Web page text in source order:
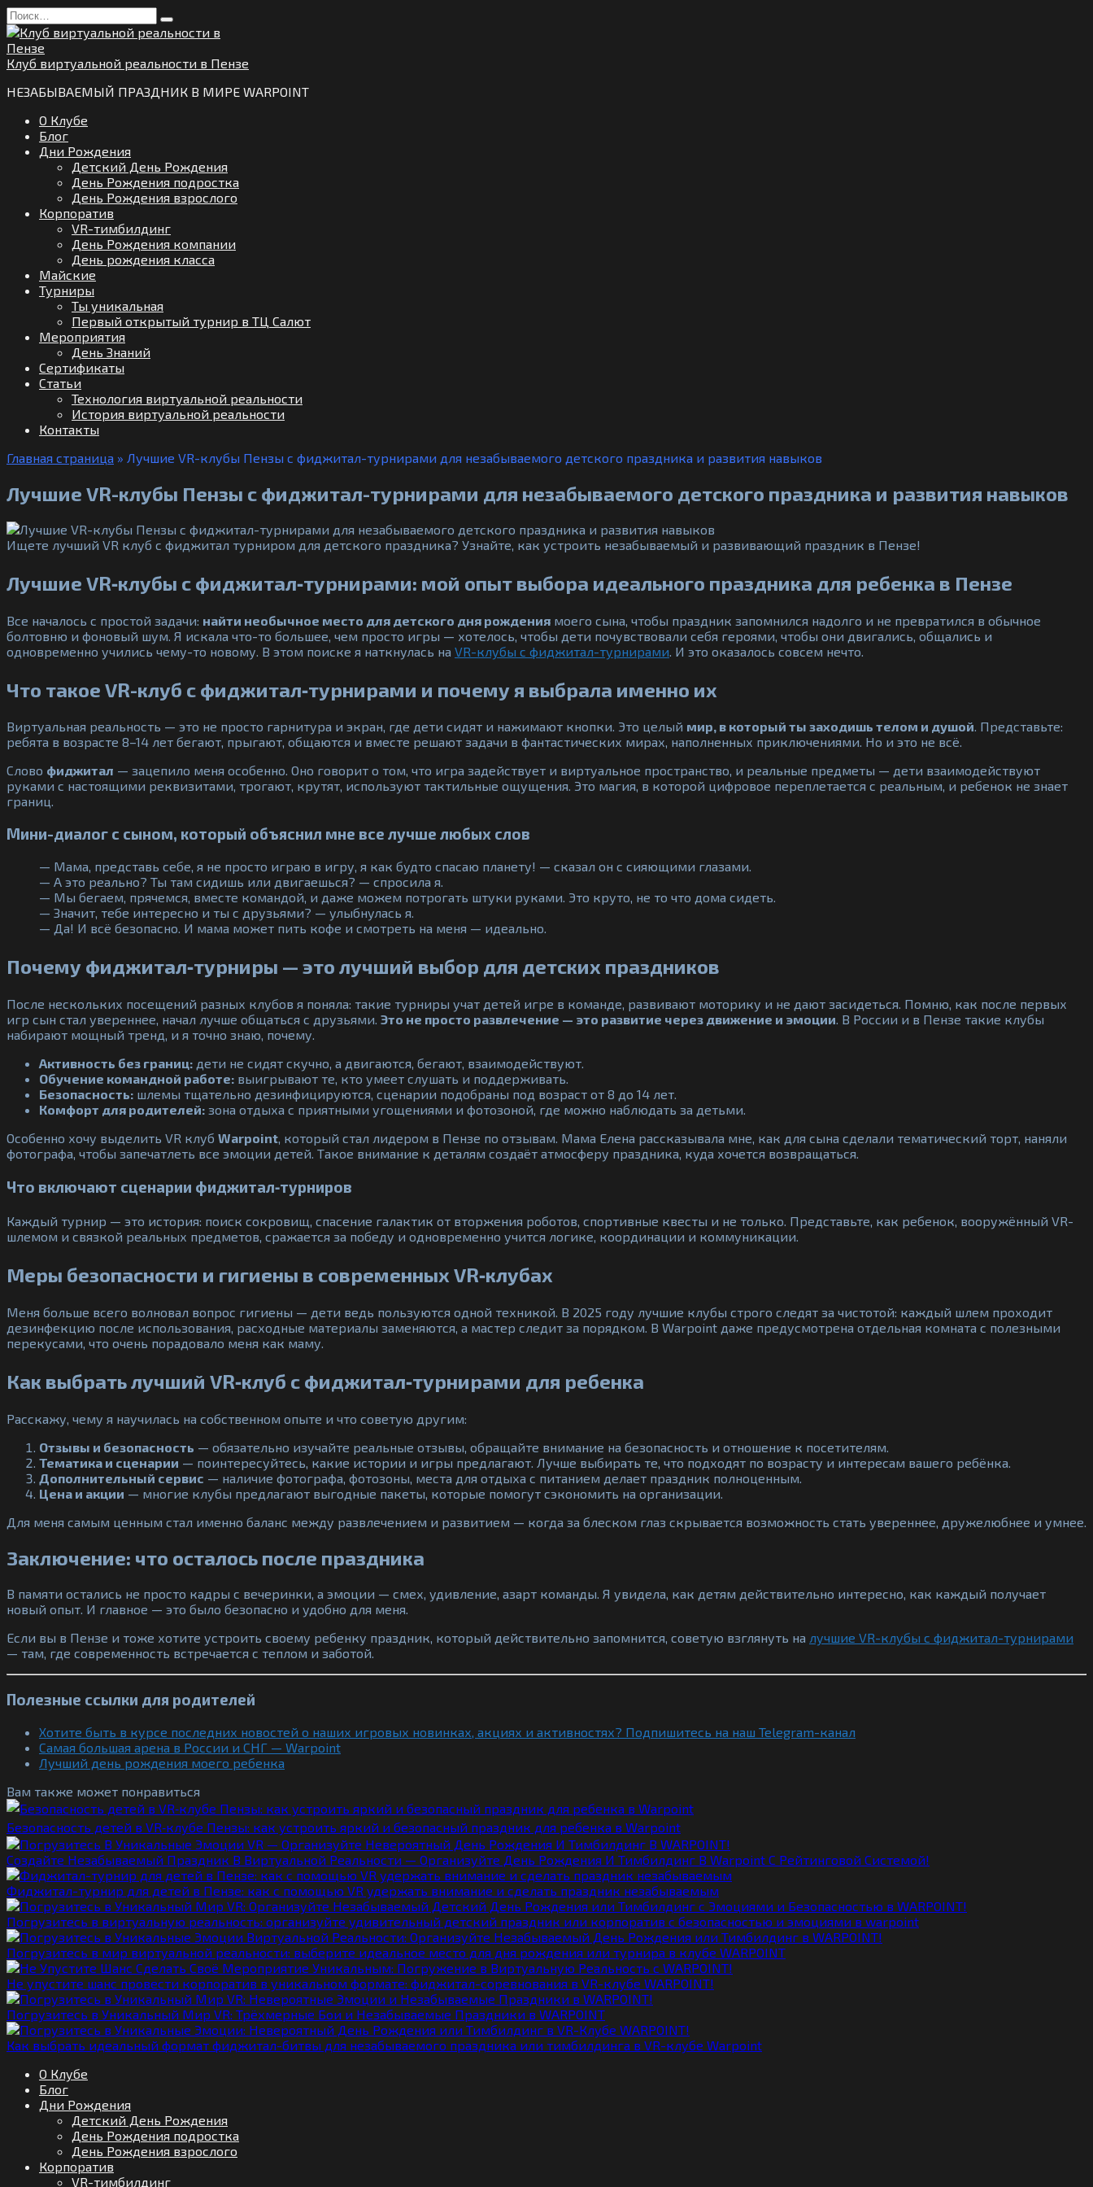
Перейти
к
содержанию
Search
for:
Клуб виртуальной реальности в Пензе
НЕЗАБЫВАЕМЫЙ ПРАЗДНИК В МИРЕ WARPOINT
О Клубе
Блог
Дни Рождения
Детский День Рождения
День Рождения подростка
День Рождения взрослого
Корпоратив
VR-тимбилдинг
День Рождения компании
День рождения класса
Майские
Турниры
Ты уникальная
Первый открытый турнир в ТЦ Салют
Мероприятия
День Знаний
Сертификаты
Статьи
Технология виртуальной реальности
История виртуальной реальности
Контакты
Главная страница » Лучшие VR-клубы Пензы с фиджитал-турнирами для незабываемого детского праздника и развития навыков
Лучшие VR-клубы Пензы с фиджитал-турнирами для незабываемого детского праздника и развития навыков
Ищете лучший VR клуб с фиджитал турниром для детского праздника? Узнайте, как устроить незабываемый и развивающий праздник в Пензе!
Лучшие VR‑клубы с фиджитал‑турнирами: мой опыт выбора идеального праздника для ребенка в Пензе
Все началось с простой задачи: найти необычное место для детского дня рождения моего сына, чтобы праздник запомнился надолго и не превратился в обычное
болтовню и фоновый шум. Я искала что-то большее, чем просто игры — хотелось, чтобы дети почувствовали себя героями, чтобы они двигались, общались и
одновременно учились чему-то новому. В этом поиске я наткнулась на VR-клубы с фиджитал-турнирами . И это оказалось совсем нечто.
Что такое VR-клуб с фиджитал‑турнирами и почему я выбрала именно их
Виртуальная реальность — это не просто гарнитура и экран, где дети сидят и нажимают кнопки. Это целый мир, в который ты заходишь телом и душой. Представьте:
ребята в возрасте 8–14 лет бегают, прыгают, общаются и вместе решают задачи в фантастических мирах, наполненных приключениями. Но и это не всё.
Слово фиджитал — зацепило меня особенно. Оно говорит о том, что игра задействует и виртуальное пространство, и реальные предметы — дети взаимодействуют
руками с настоящими реквизитами, трогают, крутят, используют тактильные ощущения. Это магия, в которой цифровое переплетается с реальным, и ребенок не знает
границ.
Мини-диалог с сыном, который объяснил мне все лучше любых слов
— Мама, представь себе, я не просто играю в игру, я как будто спасаю планету! — сказал он с сияющими глазами.
— А это реально? Ты там сидишь или двигаешься? — спросила я.
— Мы бегаем, прячемся, вместе командой, и даже можем потрогать штуки руками. Это круто, не то что дома сидеть.
— Значит, тебе интересно и ты с друзьями? — улыбнулась я.
— Да! И всё безопасно. И мама может пить кофе и смотреть на меня — идеально.
Почему фиджитал‑турниры — это лучший выбор для детских праздников
После нескольких посещений разных клубов я поняла: такие турниры учат детей игре в команде, развивают моторику и не дают засидеться. Помню, как после первых
игр сын стал увереннее, начал лучше общаться с друзьями. Это не просто развлечение — это развитие через движение и эмоции . В России и в Пензе такие клубы
набирают мощный тренд, и я точно знаю, почему.
Активность без границ: дети не сидят скучно, а двигаются, бегают, взаимодействуют.
Обучение командной работе: выигрывают те, кто умеет слушать и поддерживать.
Безопасность: шлемы тщательно дезинфицируются, сценарии подобраны под возраст от 8 до 14 лет.
Комфорт для родителей: зона отдыха с приятными угощениями и фотозоной, где можно наблюдать за детьми.
Особенно хочу выделить VR клуб Warpoint , который стал лидером в Пензе по отзывам. Мама Елена рассказывала мне, как для сына сделали тематический торт, наняли
фотографа, чтобы запечатлеть все эмоции детей. Такое внимание к деталям создаёт атмосферу праздника, куда хочется возвращаться.
Что включают сценарии фиджитал‑турниров
Каждый турнир — это история: поиск сокровищ, спасение галактик от вторжения роботов, спортивные квесты и не только. Представьте, как ребенок, вооружённый VR-
шлемом и связкой реальных предметов, сражается за победу и одновременно учится логике, координации и коммуникации.
Меры безопасности и гигиены в современных VR‑клубах
Меня больше всего волновал вопрос гигиены — дети ведь пользуются одной техникой. В 2025 году лучшие клубы строго следят за чистотой: каждый шлем проходит
дезинфекцию после использования, расходные материалы заменяются, а мастер следит за порядком. В Warpoint даже предусмотрена отдельная комната с полезными
перекусами, что очень порадовало меня как маму.
Как выбрать лучший VR‑клуб с фиджитал‑турнирами для ребенка
Расскажу, чему я научилась на собственном опыте и что советую другим:
Отзывы и безопасность — обязательно изучайте реальные отзывы, обращайте внимание на безопасность и отношение к посетителям.
Тематика и сценарии — поинтересуйтесь, какие истории и игры предлагают. Лучше выбирать те, что подходят по возрасту и интересам вашего ребёнка.
Дополнительный сервис — наличие фотографа, фотозоны, места для отдыха с питанием делает праздник полноценным.
Цена и акции — многие клубы предлагают выгодные пакеты, которые помогут сэкономить на организации.
Для меня самым ценным стал именно баланс между развлечением и развитием — когда за блеском глаз скрывается возможность стать увереннее, дружелюбнее и умнее.
Заключение: что осталось после праздника
В памяти остались не просто кадры с вечеринки, а эмоции — смех, удивление, азарт команды. Я увидела, как детям действительно интересно, как каждый получает
новый опыт. И главное — это было безопасно и удобно для меня.
Если вы в Пензе и тоже хотите устроить своему ребенку праздник, который действительно запомнится, советую взглянуть на лучшие VR-клубы с фиджитал-турнирами
— там, где современность встречается с теплом и заботой.
Полезные ссылки для родителей
Хотите быть в курсе последних новостей о наших игровых новинках, акциях и активностях? Подпишитесь на наш Telegram-канал
Самая большая арена в России и СНГ — Warpoint
Лучший день рождения моего ребенка
Вам также может понравиться
Безопасность детей в VR‑клубе Пензы: как устроить яркий и безопасный праздник для ребенка в Warpoint
Создайте Незабываемый Праздник В Виртуальной Реальности — Организуйте День Рождения И Тимбилдинг В Warpoint С Рейтинговой Системой!
Фиджитал-турнир для детей в Пензе: как с помощью VR удержать внимание и сделать праздник незабываемым
Погрузитесь в виртуальную реальность: организуйте удивительный детский праздник или корпоратив с безопасностью и эмоциями в warpoint
Погрузитесь в мир виртуальной реальности: выберите идеальное место для дня рождения или турнира в клубе WARPOINT
Не упустите шанс провести корпоратив в уникальном формате: фиджитал-соревнования в VR-клубе WARPOINT!
Погрузитесь в Уникальный Мир VR: Трёхмерные Бои и Незабываемые Праздники в WARPOINT
Как выбрать идеальный формат фиджитал-битвы для незабываемого праздника или тимбилдинга в VR-клубе Warpoint
О Клубе
Блог
Дни Рождения
Детский День Рождения
День Рождения подростка
День Рождения взрослого
Корпоратив
VR-тимбилдинг